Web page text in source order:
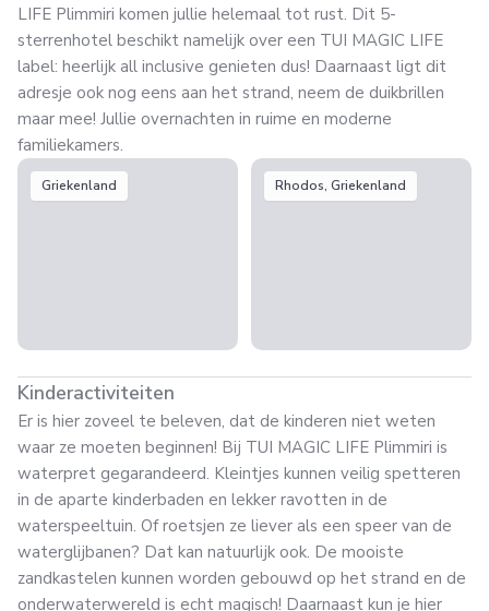
LIFE Plimmiri komen jullie helemaal tot rust. Dit 5-
sterrenhotel beschikt namelijk over een TUI MAGIC LIFE
label: heerlijk all inclusive genieten dus! Daarnaast ligt dit
adresje ook nog eens aan het strand, neem de duikbrillen
maar mee! Jullie overnachten in ruime en moderne
familiekamers.
Griekenland Rhodos, Griekenland
Kinderactiviteiten
Er is hier zoveel te beleven, dat de kinderen niet weten
waar ze moeten beginnen! Bij TUI MAGIC LIFE Plimmiri is
waterpret gegarandeerd. Kleintjes kunnen veilig spetteren
in de aparte kinderbaden en lekker ravotten in de
waterspeeltuin. Of roetsjen ze liever als een speer van de
waterglijbanen? Dat kan natuurlijk ook. De mooiste
zandkastelen kunnen worden gebouwd op het strand en de
onderwaterwereld is echt magisch! Daarnaast kun je hier